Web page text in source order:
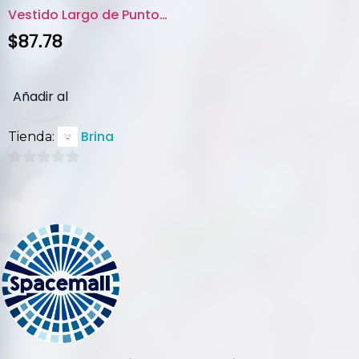
Vestido Largo de Puntos con Vo...
$87.78
Añadir al
carrito
Tienda: Brina